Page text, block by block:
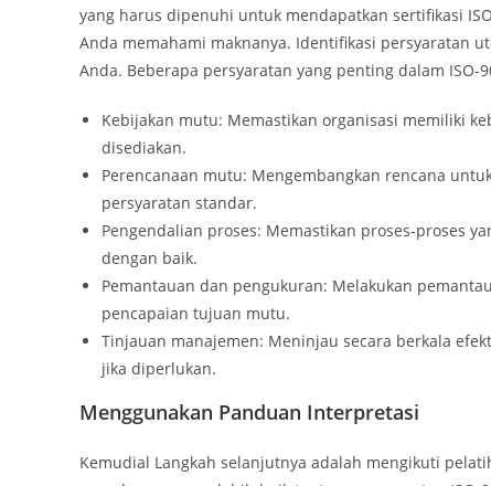
yang harus dipenuhi untuk mendapatkan sertifikasi
Anda memahami maknanya. Identifikasi persyaratan
Anda. Beberapa persyaratan yang penting dalam ISO-
Kebijakan mutu: Memastikan organisasi memiliki
disediakan.
Perencanaan mutu: Mengembangkan rencana
persyaratan standar.
Pengendalian proses: Memastikan proses-proses
dengan baik.
Pemantauan dan pengukuran: Melakukan
pencapaian tujuan mutu.
Tinjauan manajemen: Meninjau secara berkala
jika diperlukan.
Menggunakan Panduan Interpretasi
Kemudial Langkah selanjutnya adalah mengikuti